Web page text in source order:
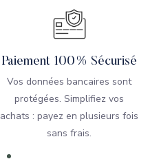
Paiement 100% Sécurisé
Vos données bancaires sont
protégées. Simplifiez vos
achats : payez en plusieurs fois
sans frais.